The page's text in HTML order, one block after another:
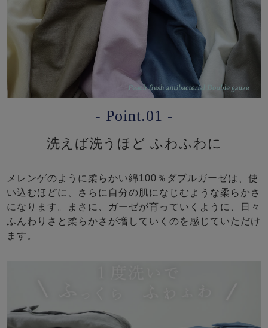
- Point.01 -
洗えば洗うほど ふわふわに
メレンゲのように柔らかい綿100％ダブルガーゼは、使
い込むほどに、さらに自分の肌になじむような柔らかさ
になります。まさに、ガーゼが育っていくように、日々
ふんわりさと柔らかさが増していくのを感じていただけ
ます。